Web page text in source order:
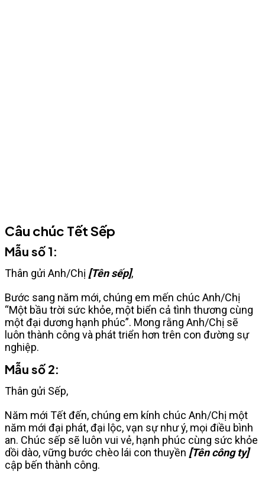
Câu chúc Tết Sếp
Mẫu số 1:
Thân gửi Anh/Chị [Tên sếp],
Bước sang năm mới, chúng em mến chúc Anh/Chị
“Một bầu trời sức khỏe, một biển cả tình thương cùng
một đại dương hạnh phúc”. Mong rằng Anh/Chị sẽ
luôn thành công và phát triển hơn trên con đường sự
nghiệp.
Mẫu số 2:
Thân gửi Sếp,
Năm mới Tết đến, chúng em kính chúc Anh/Chị một
năm mới đại phát, đại lộc, vạn sự như ý, mọi điều bình
an. Chúc sếp sẽ luôn vui vẻ, hạnh phúc cùng sức khỏe
dồi dào, vững bước chèo lái con thuyền [Tên công ty]
cập bến thành công.